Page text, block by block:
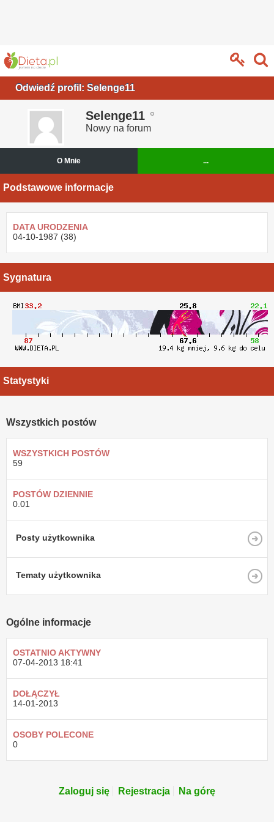
Odwiedź profil: Selenge11
Selenge11
Nowy na forum
O Mnie ...
Podstawowe informacje
DATA URODZENIA
04-10-1987 (38)
Sygnatura
Statystyki
Wszystkich postów
WSZYSTKICH POSTÓW
59
POSTÓW DZIENNIE
0.01
Posty użytkownika
Tematy użytkownika
Ogólne informacje
OSTATNIO AKTYWNY
07-04-2013 18:41
DOŁĄCZYŁ
14-01-2013
OSOBY POLECONE
0
Zaloguj się Rejestracja Na górę